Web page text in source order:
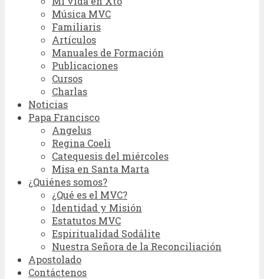
Música MVC
Familiaris
Artículos
Manuales de Formación
Publicaciones
Cursos
Charlas
Noticias
Papa Francisco
Angelus
Regina Coeli
Catequesis del miércoles
Misa en Santa Marta
¿Quiénes somos?
¿Qué es el MVC?
Identidad y Misión
Estatutos MVC
Espiritualidad Sodálite
Nuestra Señora de la Reconciliación
Apostolado
Contáctenos